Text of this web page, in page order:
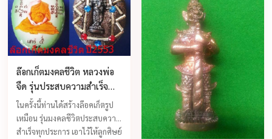
หลวงพ่อจืดให้คติข้อคิดอย่างหนึ่ง
ว่าวัตถุมงคลของท่านนั้น ...
ล๊อกเก็ตมงคลชีวิต หลวงพ่อ
จืด รุ่นประสบความสำเร็จ
ตามปรารถนา พิธีเสาร์ห้า ปี
2553
ในครั้งนี้ท่านได้สร้างล๊อคเก็ตรูป
เหมือน รุ่นมงคลชีวิตประสบความ
สำเร็จทุกประการ เอาไว้ให้ลูกศิษย์